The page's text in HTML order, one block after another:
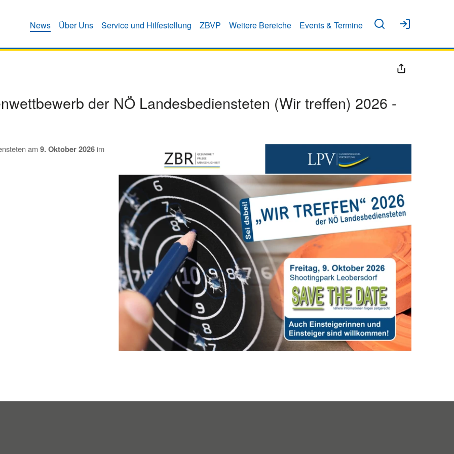
News Über Uns Service und Hilfestellung ZBVP Weitere Bereiche Events & Termine
der NÖ Landesbediensteten (Wir treffen) 2026 -
am9. Oktober 2026 im